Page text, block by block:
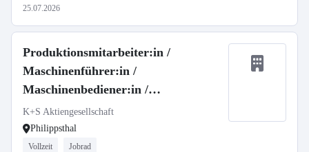
25.07.2026
Produktionsmitarbeiter:in /
Maschinenführer:in /
Maschinenbediener:in /
Anlagenbediener:in in Schichtarbeit
(m/w/d)
K+S Aktiengesellschaft
Philippsthal
Vollzeit Jobrad